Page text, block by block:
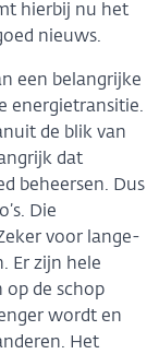
hierbij nu het
nieuws.
een belangrijke
energietransitie.
de blik van
dat
beheersen. Dus
Die
voor lange-
Er zijn hele
op de schop
wordt en
Het